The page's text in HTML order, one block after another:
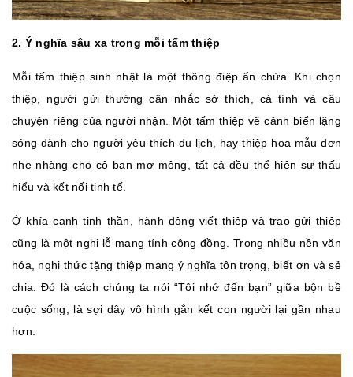
2. Ý nghĩa sâu xa trong mỗi tấm thiệp
Mỗi tấm thiệp sinh nhật là một thông điệp ẩn chứa. Khi chọn
thiệp, người gửi thường cân nhắc sở thích, cá tính và câu
chuyện riêng của người nhận. Một tấm thiệp vẽ cảnh biển lặng
sóng dành cho người yêu thích du lịch, hay thiệp hoa mẫu đơn
nhẹ nhàng cho cô bạn mơ mộng, tất cả đều thể hiện sự thấu
hiểu và kết nối tinh tế.
Ở khía cạnh tinh thần, hành động viết thiệp và trao gửi thiệp
cũng là một nghi lễ mang tính cộng đồng. Trong nhiều nền văn
hóa, nghi thức tặng thiệp mang ý nghĩa tôn trọng, biết ơn và sẻ
chia. Đó là cách chúng ta nói “Tôi nhớ đến bạn” giữa bộn bề
cuộc sống, là sợi dây vô hình gắn kết con người lại gần nhau
hơn.